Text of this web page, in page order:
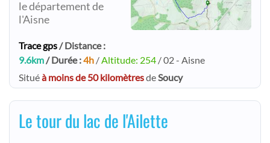
le département de
l'Aisne
Trace gps/ Distance :
9.6km/ Durée :4h /Altitude: 254 / 02 - Aisne
Situéà moins de 50 kilomètresdeSoucy
Le tour du lac de l'Ailette